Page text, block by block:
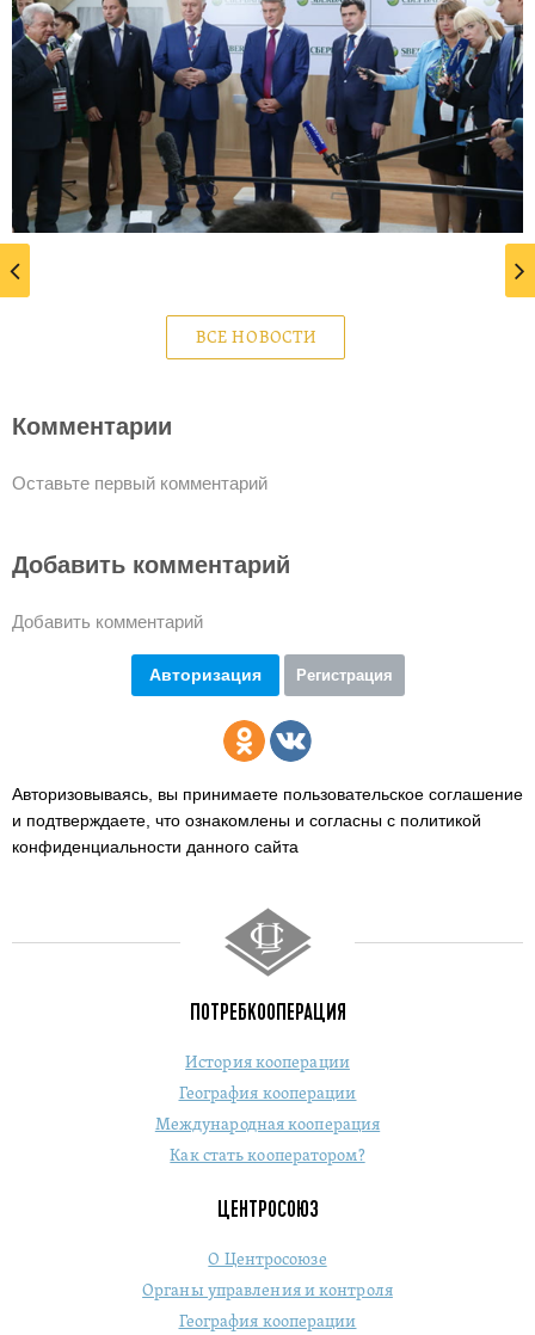
ВСЕ НОВОСТИ
Комментарии
Оставьте первый комментарий
Добавить комментарий
Добавить комментарий
Авторизация Регистрация
Авторизовываясь, вы принимаете пользовательское соглашение
и подтверждаете, что ознакомлены и согласны с политикой
конфиденциальности данного сайта
ПОТРЕБКООПЕРАЦИЯ
История кооперации
География кооперации
Международная кооперация
Как стать кооператором?
ЦЕНТРОСОЮЗ
О Центросоюзе
Органы управления и контроля
География кооперации